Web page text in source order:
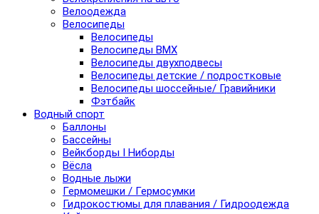
Велоодежда
Велосипеды
Велосипеды
Велосипеды BMX
Велосипеды двухподвесы
Велосипеды детские / подростковые
Велосипеды шоссейные/ Гравийники
Фэтбайк
Водный спорт
Баллоны
Бассейны
Вейкборды I Ниборды
Вёсла
Водные лыжи
Гермомешки / Гермосумки
Гидрокостюмы для плавания / Гидроодежда